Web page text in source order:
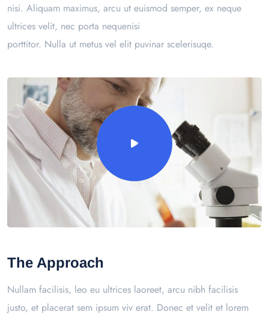
nisi. Aliquam maximus, arcu ut euismod semper, ex neque
ultrices velit, nec porta nequenisi
porttitor. Nulla ut metus vel elit puvinar scelerisuqe.
The Approach
Nullam facilisis, leo eu ultrices laoreet, arcu nibh facilisis
justo, et placerat sem ipsum viv erat. Donec et velit et lorem